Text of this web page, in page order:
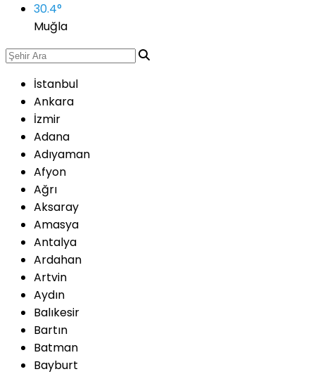
30.4°
Muğla
İstanbul
Ankara
İzmir
Adana
Adıyaman
Afyon
Ağrı
Aksaray
Amasya
Antalya
Ardahan
Artvin
Aydın
Balıkesir
Bartın
Batman
Bayburt